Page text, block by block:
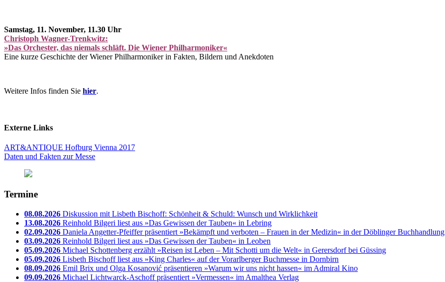
Samstag, 11. November, 11.30 Uhr
Christoph Wagner-Trenkwitz:
»Das Orchester, das niemals schläft. Die Wiener Philharmoniker«
Eine kurze Geschichte der Wiener Philharmoniker in Fakten, Bildern und Anekdoten
Weitere Infos finden Sie hier.
Externe Links
ART&ANTIQUE Hofburg Vienna 2017
Daten und Fakten zur Messe
Termine
08.08.2026 Diskussion mit Lisbeth Bischoff: Schönheit & Schuld: Wunsch und Wirklichkeit
13.08.2026 Reinhold Bilgeri liest aus »Das Gewissen der Tauben« in Lebring
02.09.2026 Daniela Angetter-Pfeiffer präsentiert »Bekämpft und verboten – Frauen in der Medizin« in der Döblinger Buchhandlung
03.09.2026 Reinhold Bilgeri liest aus »Das Gewissen der Tauben« in Leoben
05.09.2026 Michael Schottenberg erzählt »Reisen ist Leben – Mit Schotti um die Welt« in Gerersdorf bei Güssing
05.09.2026 Lisbeth Bischoff liest aus »King Charles« auf der Vorarlberger Buchmesse in Dornbirn
08.09.2026 Emil Brix und Olga Kosanović präsentieren »Warum wir uns nicht hassen« im Admiral Kino
09.09.2026 Michael Lichtwarck-Aschoff präsentiert »Vermessen« im Amalthea Verlag